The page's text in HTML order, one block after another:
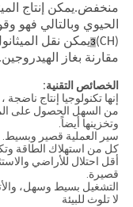
منخفض.يمكن إنتاج
الحيوي وبالتالي فهو
(CH)
3يمكن نقل
مقارنة بغاز الهيدروجين.
الخصائص التقنية:
إنها تكنولوجيا إنتاج
من السهل الحصول على
وتخزينها أيضاً.
سير العملية قصير وبسيط.
كل من استهلاك الطاقة
أقل احتلال للأراضي
قصيرة.
التشغيل بسيط وسهل،
لا تلوث للبيئة